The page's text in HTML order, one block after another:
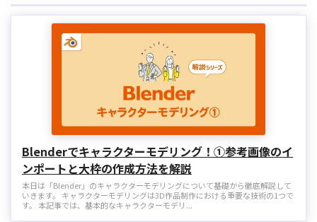
Blenderでキャラクターモデリング！①参考画像のイ
ンポートと大枠の作成方法を解説
本日は「Blender」のキャラクターモデリングについて基礎から徹底解説して
いきます。 キャラクターモデリングは3D作品制作における重要な技術の1つで
す。 本記事では、基本的なキャラクターモデリ...